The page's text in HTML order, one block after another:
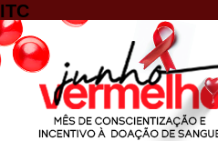
ITC